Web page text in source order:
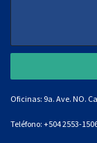
Oficinas: 9a. Ave. NO.
Teléfono: +504 2553-